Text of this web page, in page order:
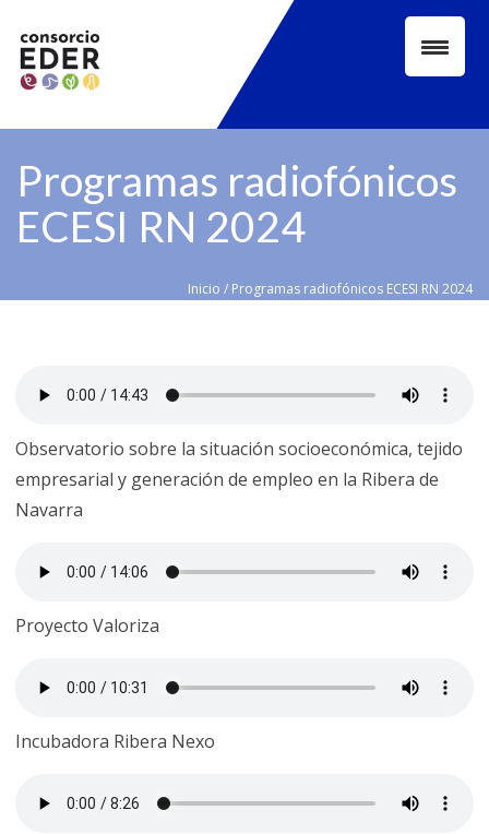
content
Programas radiofónicos
ECESI RN 2024
Inicio / Programas radiofónicos ECESI RN 2024
Observatorio sobre la situación socioeconómica, tejido
empresarial y generación de empleo en la Ribera de
Navarra
Proyecto Valoriza
Incubadora Ribera Nexo